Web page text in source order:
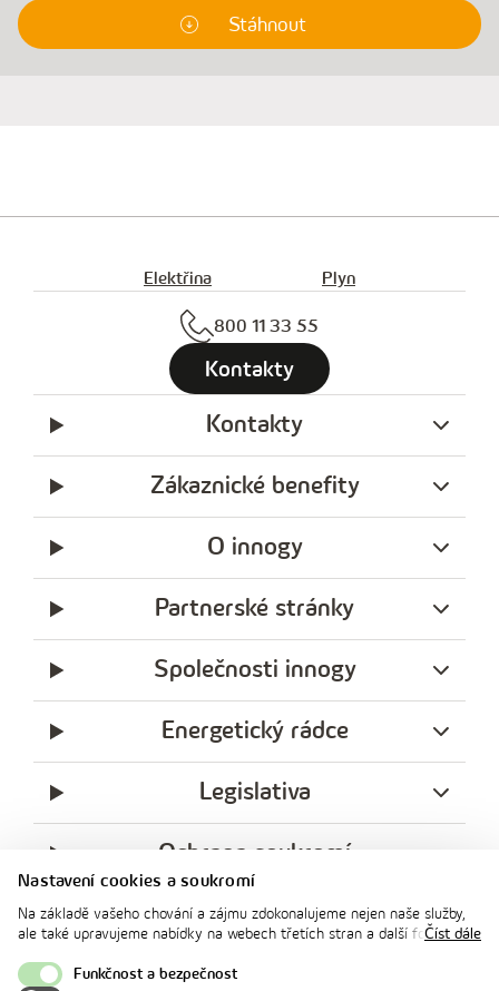
Nastavení cookies a soukromí
Na základě vašeho chování a zájmu zdokonalujeme nejen naše služby,
ale také upravujeme nabídky na webech třetích stran a další formy
souhlasu. Svoje nastavení můžete kdykoliv změnit v zápatí stránky v
Číst dále
Funkčnost a bezpečnost
Stáhnout
Elektřina Plyn
800 11 33 55
Kontakty
Kontakty
Zákaznické benefity
O innogy
Partnerské stránky
Společnosti innogy
Energetický rádce
Legislativa
Ochrana soukromí
messengerfacebook
x
innogy
instagramyoutubeLinkedin